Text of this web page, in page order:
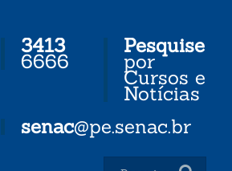
3413
6666
senac@pe.senac.br
Pesquise
por
Cursos e
Notícias